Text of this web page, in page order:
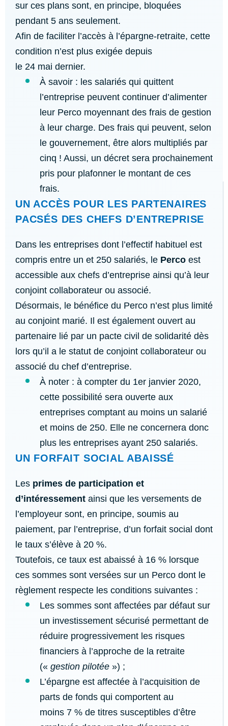
sur ces plans sont, en principe, bloquées
pendant 5 ans seulement.
Afin de faciliter l’accès à l’épargne-retraite, cette
condition n’est plus exigée depuis
le 24 mai dernier.
À savoir : les salariés qui quittent
l’entreprise peuvent continuer d’alimenter
leur Perco moyennant des frais de gestion
à leur charge. Des frais qui peuvent, selon
le gouvernement, être alors multipliés par
cinq ! Aussi, un décret sera prochainement
pris pour plafonner le montant de ces
frais.
UN ACCÈS POUR LES PARTENAIRES
PACSÉS DES CHEFS D’ENTREPRISE
Dans les entreprises dont l’effectif habituel est
compris entre un et 250 salariés, le Perco est
accessible aux chefs d’entreprise ainsi qu’à leur
conjoint collaborateur ou associé.
Désormais, le bénéfice du Perco n’est plus limité
au conjoint marié. Il est également ouvert au
partenaire lié par un pacte civil de solidarité dès
lors qu’il a le statut de conjoint collaborateur ou
associé du chef d’entreprise.
À noter : à compter du 1er janvier 2020,
cette possibilité sera ouverte aux
entreprises comptant au moins un salarié
et moins de 250. Elle ne concernera donc
plus les entreprises ayant 250 salariés.
UN FORFAIT SOCIAL ABAISSÉ
Les primes de participation et
d’intéressement ainsi que les versements de
l’employeur sont, en principe, soumis au
paiement, par l’entreprise, d’un forfait social dont
le taux s’élève à 20 %.
Toutefois, ce taux est abaissé à 16 % lorsque
ces sommes sont versées sur un Perco dont le
règlement respecte les conditions suivantes :
Les sommes sont affectées par défaut sur
un investissement sécurisé permettant de
réduire progressivement les risques
financiers à l’approche de la retraite
(« gestion pilotée ») ;
L’épargne est affectée à l’acquisition de
parts de fonds qui comportent au
moins 7 % de titres susceptibles d’être